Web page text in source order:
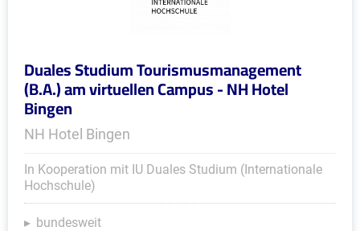
Duales Studium Tourismusmanagement
(B.A.) am virtuellen Campus - NH Hotel
Bingen
NH Hotel Bingen
In Kooperation mit IU Duales Studium (Internationale
Hochschule)
bundesweit